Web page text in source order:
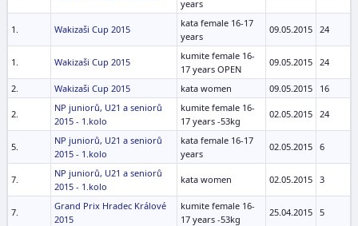
years
1. Wakizaši Cup 2015
kata female 16-17
years
09.05.2015 24
1. Wakizaši Cup 2015
kumite female 16-
17 years OPEN
09.05.2015 24
2. Wakizaši Cup 2015 kata women 09.05.2015 16
2.
NP juniorů, U21 a seniorů
2015 - 1.kolo
kumite female 16-
17 years -53kg
02.05.2015 24
5.
NP juniorů, U21 a seniorů
2015 - 1.kolo
kata female 16-17
years
02.05.2015 6
7.
NP juniorů, U21 a seniorů
2015 - 1.kolo
kata women 02.05.2015 3
7.
Grand Prix Hradec Králové
2015
kumite female 16-
17 years -53kg
25.04.2015 5